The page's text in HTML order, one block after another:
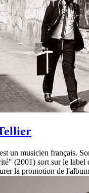
un musicien français.
(2001) sort sur le label
la promotion de